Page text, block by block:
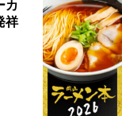
カ
祥